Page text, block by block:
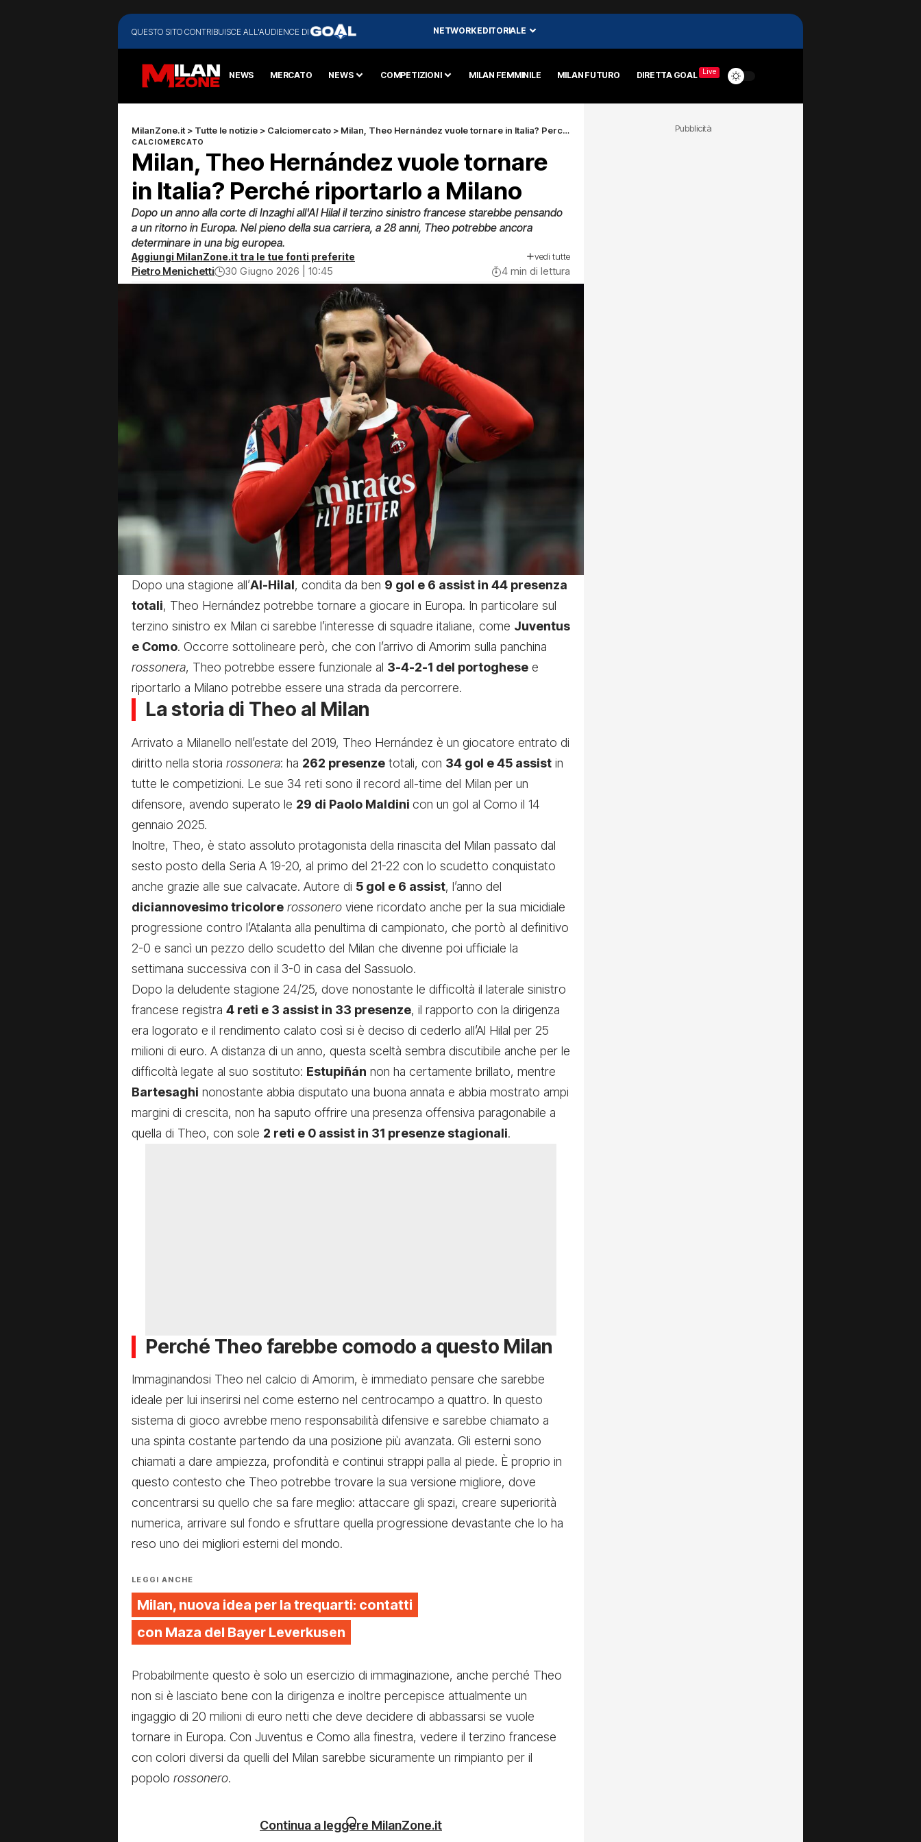
QUESTO SITO CONTRIBUISCE ALL'AUDIENCE DI NETWORK EDITORIALE
NEWS MERCATO NEWS COMPETIZIONI MILAN FEMMINILE MILAN FUTURO DIRETTA GOAL Live
MilanZone.it > Tutte le notizie > Calciomercato > Milan, Theo Hernández vuole tornare in Italia? Perché riportarlo a Milano
CALCIOMERCATO
Milan, Theo Hernández vuole tornare
in Italia? Perché riportarlo a Milano
Dopo un anno alla corte di Inzaghi all'Al Hilal il terzino sinistro francese starebbe pensando
a un ritorno in Europa. Nel pieno della sua carriera, a 28 anni, Theo potrebbe ancora
determinare in una big europea.
Aggiungi MilanZone.it tra le tue fonti preferite vedi tutte
Pietro Menichetti 30 Giugno 2026 | 10:45 4 min di lettura
Dopo una stagione all’Al-Hilal, condita da ben 9 gol e 6 assist in 44 presenza
totali, Theo Hernández potrebbe tornare a giocare in Europa. In particolare sul
terzino sinistro ex Milan ci sarebbe l’interesse di squadre italiane, come Juventus
e Como. Occorre sottolineare però, che con l’arrivo di Amorim sulla panchina
rossonera, Theo potrebbe essere funzionale al 3-4-2-1 del portoghese e
riportarlo a Milano potrebbe essere una strada da percorrere.
La storia di Theo al Milan
Arrivato a Milanello nell’estate del 2019, Theo Hernández è un giocatore entrato di
diritto nella storia rossonera: ha 262 presenze totali, con 34 gol e 45 assist in
tutte le competizioni. Le sue 34 reti sono il record all-time del Milan per un
difensore, avendo superato le 29 di Paolo Maldini con un gol al Como il 14
gennaio 2025.
Inoltre, Theo, è stato assoluto protagonista della rinascita del Milan passato dal
sesto posto della Seria A 19-20, al primo del 21-22 con lo scudetto conquistato
anche grazie alle sue calvacate. Autore di 5 gol e 6 assist, l’anno del
diciannovesimo tricolore rossonero viene ricordato anche per la sua micidiale
progressione contro l’Atalanta alla penultima di campionato, che portò al definitivo
2-0 e sancì un pezzo dello scudetto del Milan che divenne poi ufficiale la
settimana successiva con il 3-0 in casa del Sassuolo.
Dopo la deludente stagione 24/25, dove nonostante le difficoltà il laterale sinistro
francese registra 4 reti e 3 assist in 33 presenze, il rapporto con la dirigenza
era logorato e il rendimento calato così si è deciso di cederlo all’Al Hilal per 25
milioni di euro. A distanza di un anno, questa sceltà sembra discutibile anche per le
difficoltà legate al suo sostituto: Estupiñán non ha certamente brillato, mentre
Bartesaghi nonostante abbia disputato una buona annata e abbia mostrato ampi
margini di crescita, non ha saputo offrire una presenza offensiva paragonabile a
quella di Theo, con sole 2 reti e 0 assist in 31 presenze stagionali.
Perché Theo farebbe comodo a questo Milan
Immaginandosi Theo nel calcio di Amorim, è immediato pensare che sarebbe
ideale per lui inserirsi nel come esterno nel centrocampo a quattro. In questo
sistema di gioco avrebbe meno responsabilità difensive e sarebbe chiamato a
una spinta costante partendo da una posizione più avanzata. Gli esterni sono
chiamati a dare ampiezza, profondità e continui strappi palla al piede. È proprio in
questo contesto che Theo potrebbe trovare la sua versione migliore, dove
concentrarsi su quello che sa fare meglio: attaccare gli spazi, creare superiorità
numerica, arrivare sul fondo e sfruttare quella progressione devastante che lo ha
reso uno dei migliori esterni del mondo.
LEGGI ANCHE
Milan, nuova idea per la trequarti: contatti
con Maza del Bayer Leverkusen
Probabilmente questo è solo un esercizio di immaginazione, anche perché Theo
non si è lasciato bene con la dirigenza e inoltre percepisce attualmente un
ingaggio di 20 milioni di euro netti che deve decidere di abbassarsi se vuole
tornare in Europa. Con Juventus e Como alla finestra, vedere il terzino francese
con colori diversi da quelli del Milan sarebbe sicuramente un rimpianto per il
popolo rossonero.
Continua a leggere MilanZone.it
Pubblicità